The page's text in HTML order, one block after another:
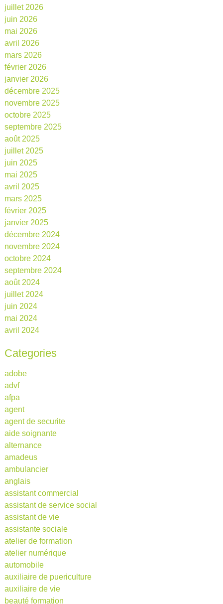
juillet 2026
juin 2026
mai 2026
avril 2026
mars 2026
février 2026
janvier 2026
décembre 2025
novembre 2025
octobre 2025
septembre 2025
août 2025
juillet 2025
juin 2025
mai 2025
avril 2025
mars 2025
février 2025
janvier 2025
décembre 2024
novembre 2024
octobre 2024
septembre 2024
août 2024
juillet 2024
juin 2024
mai 2024
avril 2024
Categories
adobe
advf
afpa
agent
agent de securite
aide soignante
alternance
amadeus
ambulancier
anglais
assistant commercial
assistant de service social
assistant de vie
assistante sociale
atelier de formation
atelier numérique
automobile
auxiliaire de puericulture
auxiliaire de vie
beauté formation